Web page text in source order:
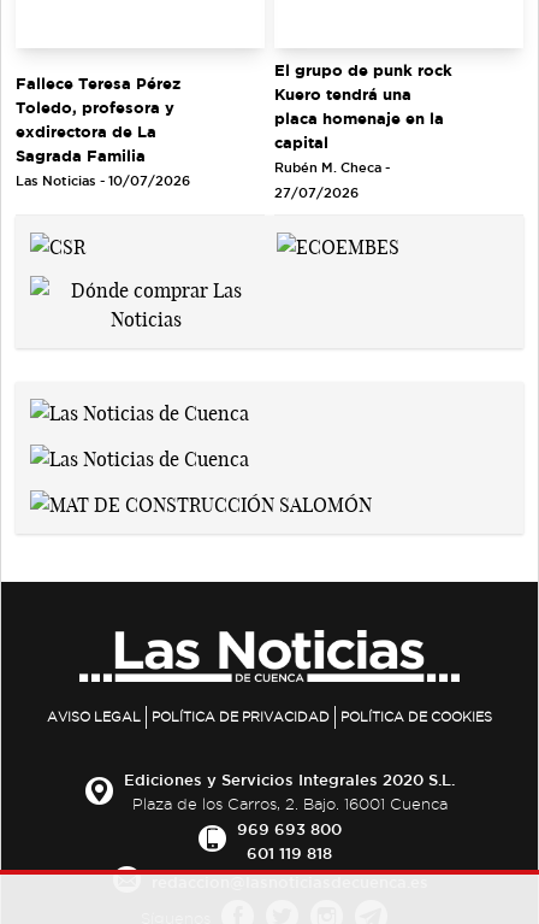
Fallece Teresa Pérez
Toledo, profesora y
exdirectora de La
Sagrada Familia
Las Noticias - 10/07/2026
El grupo de punk rock
Kuero tendrá una
placa homenaje en la
capital
Rubén M. Checa -
27/07/2026
AVISO LEGAL POLÍTICA DE PRIVACIDAD POLÍTICA DE COOKIES
Ediciones y Servicios Integrales 2020 S.L.
Plaza de los Carros, 2. Bajo. 16001 Cuenca
969 693 800
601 119 818